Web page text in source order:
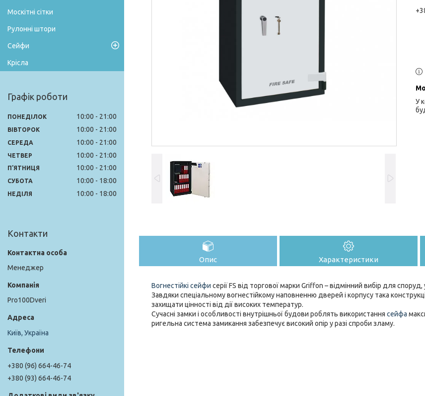
У
Опис Характеристики
Вогнестійкі сейфи серії FS від торгової марки Griffon – відмінний вибір для
Завдяки спеціальному вогнестійкому наповненню дверей і корпусу така
захищати цінності від дії високих температур.
Сучасні замки і особливості внутрішньої будови роблять використання сейфа
ригельна система замикання забезпечує високий опір у разі спроби зламу.
Москітні сітки
Рулонні штори
Сейфи
Крісла
Графік роботи
ПОНЕДІЛОК 10:00 21:00
ВІВТОРОК 10:00 21:00
СЕРЕДА 10:00 21:00
ЧЕТВЕР 10:00 21:00
ПʼЯТНИЦЯ 10:00 21:00
СУБОТА 10:00 18:00
НЕДІЛЯ 10:00 18:00
Контакти
Менеджер
Pro100Dveri
Київ, Україна
+380 (96) 664-46-74
+380 (93) 664-46-74